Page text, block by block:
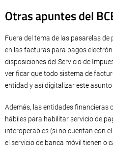
Otras apuntes del
Fuera del tema de las pasarelas de
en las facturas para pagos
disposiciones del Servicio de
verificar que todo sistema de
entidad y así digitalizar este
Además, las entidades financieras
hábiles para habilitar servicio de
interoperables (si no cuentan con
el servicio de banca móvil tienen o